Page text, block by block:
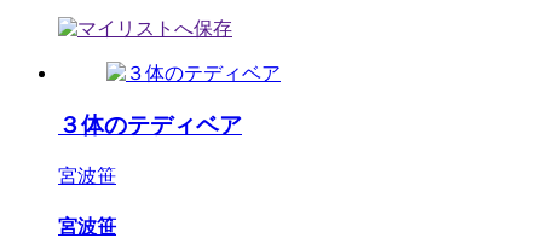
３体のテディベア
宮波笹
宮波笹